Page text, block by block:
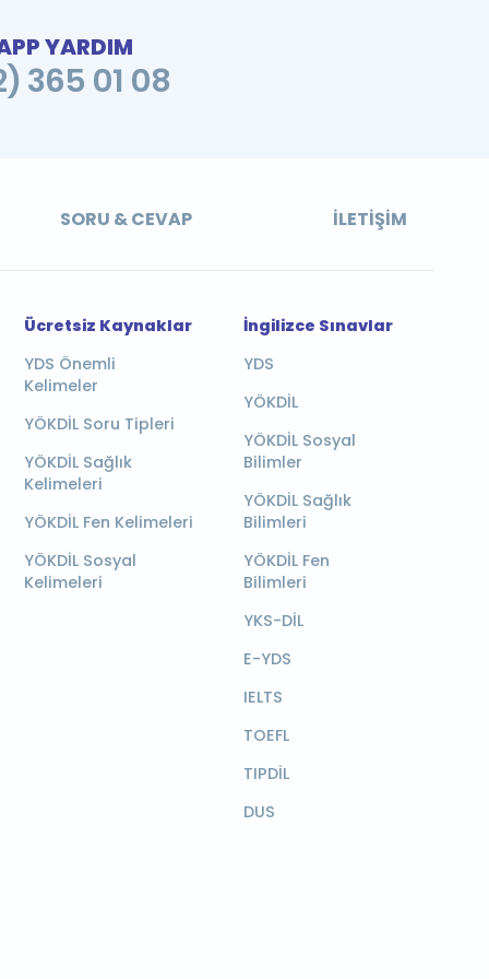
YARDIM
365 01 08
SORU & CEVAP İLETIŞIM
Ücretsiz Kaynaklar
YDS Önemli
Kelimeler
YÖKDİL Soru Tipleri
YÖKDİL Sağlık
Kelimeleri
YÖKDİL Fen Kelimeleri
YÖKDİL Sosyal
Kelimeleri
İngilizce Sınavlar
YDS
YÖKDİL
YÖKDİL Sosyal
Bilimler
YÖKDİL Sağlık
Bilimleri
YÖKDİL Fen
Bilimleri
YKS-DİL
E-YDS
IELTS
TOEFL
TIPDİL
DUS